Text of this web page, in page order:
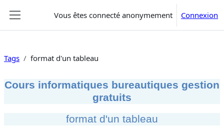
Vous êtes connecté anonymement Connexion
Tags format d'un tableau
Cours informatiques bureautiques gestion
gratuits
format d'un tableau